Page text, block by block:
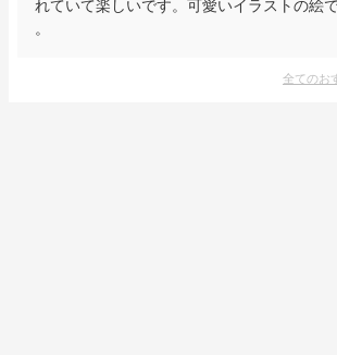
れていて楽しいです。可愛いイラストの絵
。
全てのお